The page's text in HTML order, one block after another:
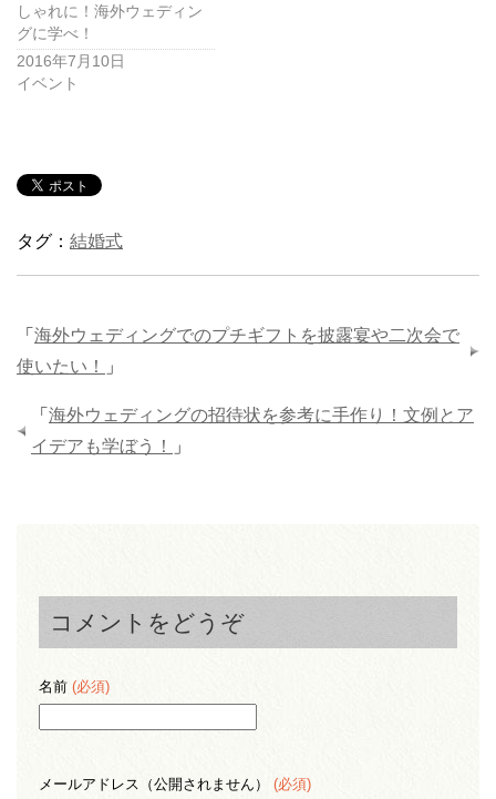
しゃれに！海外ウェディン
グに学べ！
2016年7月10日
イベント
タグ： 結婚式
「 海外ウェディングでのプチギフトを披露宴や二次会で
使いたい！
」
「 海外ウェディングの招待状を参考に手作り！文例とア
イデアも学ぼう！
」
コメントをどうぞ
名前 (必須)
メールアドレス（公開されません） (必須)